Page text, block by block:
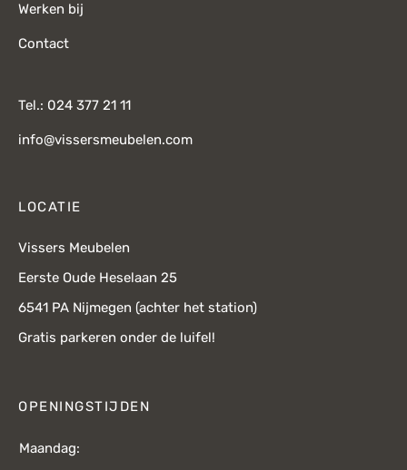
Werken bij
Contact
Tel.: 024 377 21 11
info@vissersmeubelen.com
LOCATIE
Vissers Meubelen
Eerste Oude Heselaan 25
6541 PA Nijmegen (achter het station)
Gratis parkeren onder de luifel!
OPENINGSTIJDEN
Maandag: